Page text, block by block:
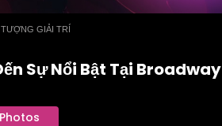
GIẢI TRÍ
Sự Nổi Bật Tại Broadway
Photos